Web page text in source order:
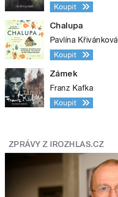
Koupit
Chalupa
Pavlína Křivánková
Koupit
Zámek
Franz Kafka
Koupit
ZPRÁVY Z IROZHLAS.CZ